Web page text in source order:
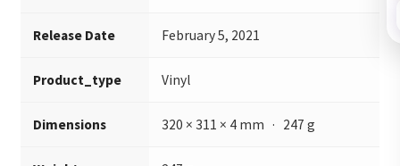
Release Date February 5, 2021
Product_type Vinyl
Dimensions 320 × 311 × 4 mm · 247 g